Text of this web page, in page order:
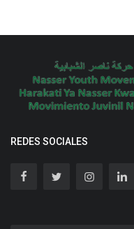
REDES SOCIALES